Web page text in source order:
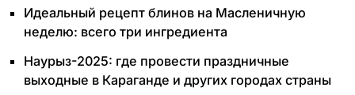
Идеальный рецепт блинов на Масленичную
неделю: всего три ингредиента
Наурыз-2025: где провести праздничные
выходные в Караганде и других городах страны